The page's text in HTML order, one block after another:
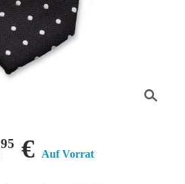
95 € Auf Vorrat